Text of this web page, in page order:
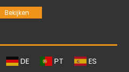
DE PT ES